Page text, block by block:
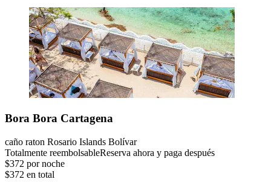
Bora Bora Cartagena
caño raton Rosario Islands Bolívar
Totalmente reembolsableReserva ahora y paga después
$372 por noche
$372 en total